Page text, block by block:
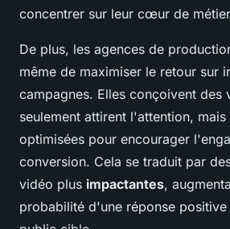
concentrer sur leur cœur de
De plus, les agences de
même de maximiser le retour sur
campagnes. Elles conçoivent des
seulement attirent l'attention, mais
optimisées pour encourager
conversion. Cela se traduit par
vidéo plus impactantes,
probabilité d'une réponse